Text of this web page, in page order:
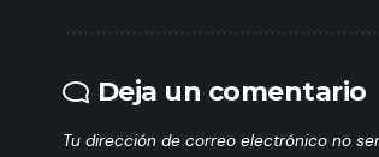
Deja un comentario
Tu dirección de correo electrónico no